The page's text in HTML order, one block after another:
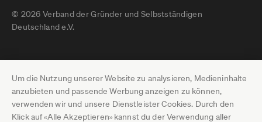
Um die Nutzung unserer Website zu analysieren, Medieninhalte
anzubieten und passende Werbung anzeigen zu können,
verwenden wir und unsere Dienstleister Cookies. Durch den
Klick auf «Alle Akzeptieren» kannst du der Verwendung aller
© 2026 Verband der Gründer und Selbstständigen
Deutschland e.V.
Impressum
Datenschutz
Pressebereich